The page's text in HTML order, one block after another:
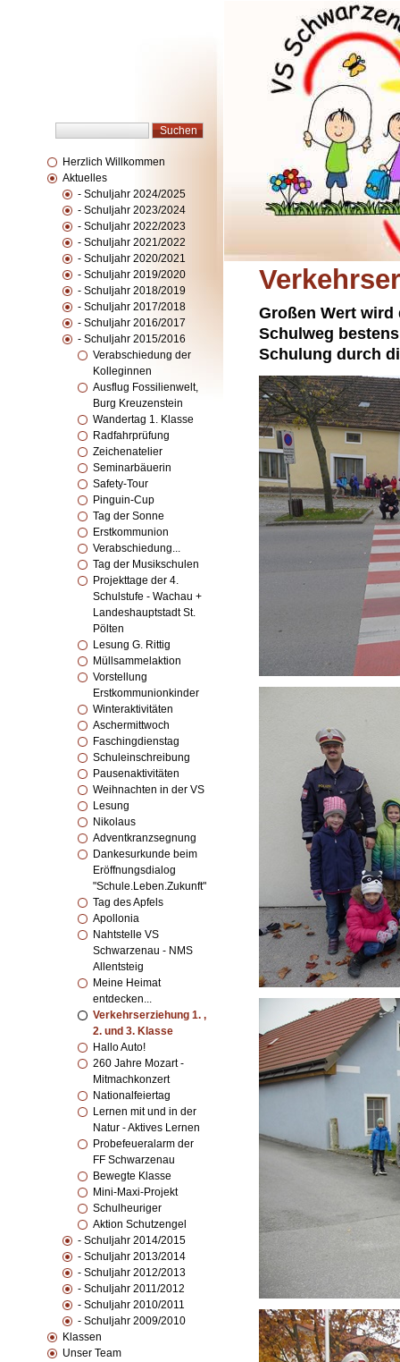
Herzlich Willkommen
Aktuelles
- Schuljahr 2024/2025
- Schuljahr 2023/2024
- Schuljahr 2022/2023
- Schuljahr 2021/2022
- Schuljahr 2020/2021
- Schuljahr 2019/2020
- Schuljahr 2018/2019
- Schuljahr 2017/2018
- Schuljahr 2016/2017
- Schuljahr 2015/2016
Verabschiedung der
Kolleginnen
Ausflug Fossilienwelt,
Burg Kreuzenstein
Wandertag 1. Klasse
Radfahrprüfung
Zeichenatelier
Seminarbäuerin
Safety-Tour
Pinguin-Cup
Tag der Sonne
Erstkommunion
Verabschiedung...
Tag der Musikschulen
Projekttage der 4.
Schulstufe - Wachau +
Landeshauptstadt St.
Pölten
Lesung G. Rittig
Müllsammelaktion
Vorstellung
Erstkommunionkinder
Winteraktivitäten
Aschermittwoch
Faschingdienstag
Schuleinschreibung
Pausenaktivitäten
Weihnachten in der VS
Lesung
Nikolaus
Adventkranzsegnung
Dankesurkunde beim
Eröffnungsdialog
"Schule.Leben.Zukunft"
Tag des Apfels
Apollonia
Nahtstelle VS
Schwarzenau - NMS
Allentsteig
Meine Heimat
entdecken...
Verkehrserziehung 1. ,
2. und 3. Klasse
Hallo Auto!
260 Jahre Mozart -
Mitmachkonzert
Nationalfeiertag
Lernen mit und in der
Natur - Aktives Lernen
Probefeueralarm der
FF Schwarzenau
Bewegte Klasse
Mini-Maxi-Projekt
Schulheuriger
Aktion Schutzengel
- Schuljahr 2014/2015
- Schuljahr 2013/2014
- Schuljahr 2012/2013
- Schuljahr 2011/2012
- Schuljahr 2010/2011
- Schuljahr 2009/2010
Klassen
Unser Team
Großen Wert
Schulweg
Schulung durch